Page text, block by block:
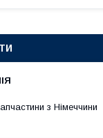
з Німеччини